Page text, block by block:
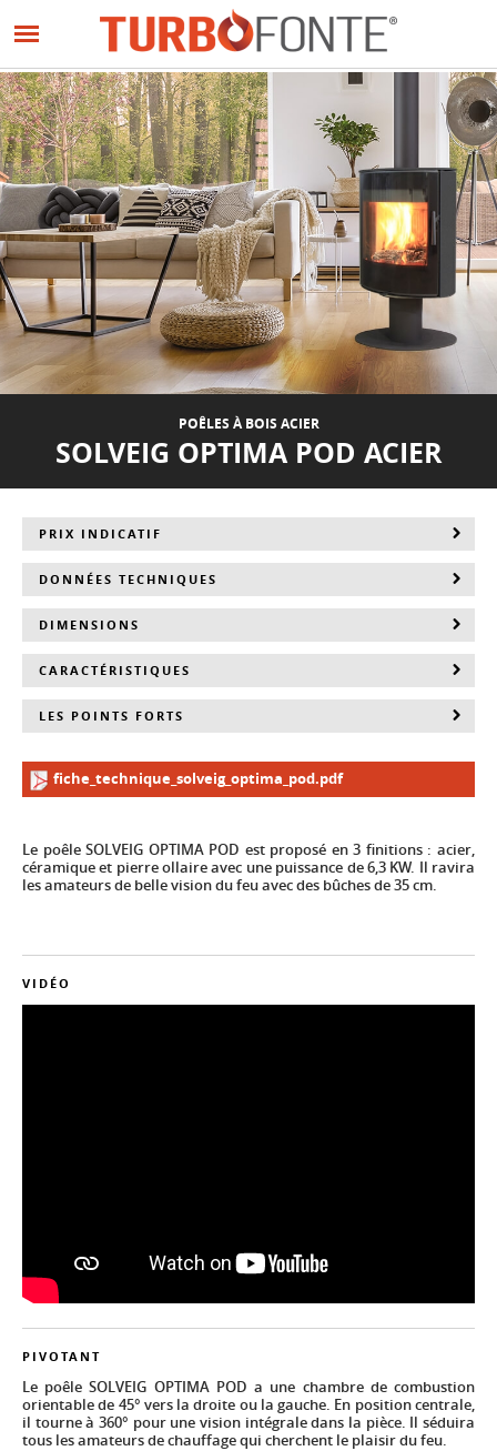
au
principal
PRÉCÉDENT
POÊLES À BOIS ACIER
SOLVEIG OPTIMA POD ACIER
Le poêle SOLVEIG OPTIMA POD est proposé en 3 finitions : acier,
céramique et pierre ollaire avec une puissance de 6,3 KW. Il ravira
les amateurs de belle vision du feu avec des bûches de 35 cm.
VIDÉO
PIVOTANT
Le poêle SOLVEIG OPTIMA POD a une chambre de combustion
orientable de 45° vers la droite ou la gauche. En position centrale,
il tourne à 360° pour une vision intégrale dans la pièce. Il séduira
tous les amateurs de chauffage qui cherchent le plaisir du feu.
PRIX INDICATIF
DONNÉES TECHNIQUES
DIMENSIONS
CARACTÉRISTIQUES
LES POINTS FORTS
fiche_technique_solveig_optima_pod.pdf
Panneau de gestion des cookies